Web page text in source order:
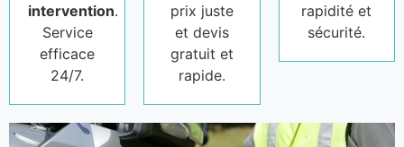
intervention.
Service
efficace
24/7.
prix juste
et devis
gratuit et
rapide.
rapidité et
sécurité.